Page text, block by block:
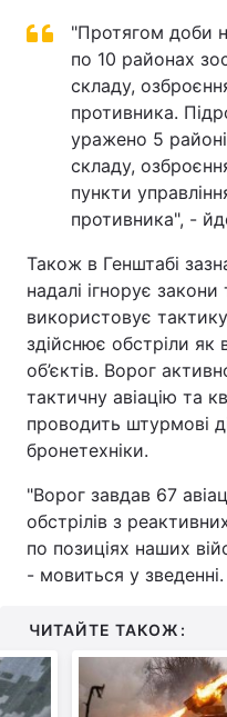
"Протягом доби
по 10 районах
складу,
противника.
уражено 5
складу,
пункти
противника", -
Також в Генштабі
надалі ігнорує закони
використовує
здійснює обстріли як
об’єктів. Ворог
тактичну авіацію та
проводить штурмові
бронетехніки.
"Ворог завдав 67
обстрілів з
по позиціях наших
- мовиться у зведенні.
ЧИТАЙТЕ ТАКОЖ: